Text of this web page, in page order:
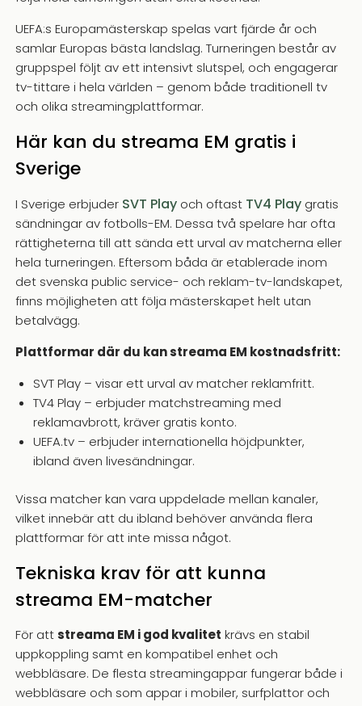
UEFA:s Europamästerskap spelas vart fjärde år och
samlar Europas bästa landslag. Turneringen består av
gruppspel följt av ett intensivt slutspel, och engagerar
tv-tittare i hela världen – genom både traditionell tv
och olika streamingplattformar.
Här kan du streama EM gratis i
Sverige
I Sverige erbjuder SVT Playoch oftast TV4 Playgratis
sändningar av fotbolls-EM. Dessa två spelare har ofta
rättigheterna till att sända ett urval av matcherna eller
hela turneringen. Eftersom båda är etablerade inom
det svenska public service- och reklam-tv-landskapet,
finns möjligheten att följa mästerskapet helt utan
betalvägg.
Plattformar där du kan streama EM kostnadsfritt:
SVT Play – visar ett urval av matcher reklamfritt.
TV4 Play – erbjuder matchstreaming med
reklamavbrott, kräver gratis konto.
UEFA.tv – erbjuder internationella höjdpunkter,
ibland även livesändningar.
Vissa matcher kan vara uppdelade mellan kanaler,
vilket innebär att du ibland behöver använda flera
plattformar för att inte missa något.
Tekniska krav för att kunna
streama EM-matcher
För attstreama EM i god kvalitet krävs en stabil
uppkoppling samt en kompatibel enhet och
webbläsare. De flesta streamingappar fungerar både i
webbläsare och som appar i mobiler, surfplattor och